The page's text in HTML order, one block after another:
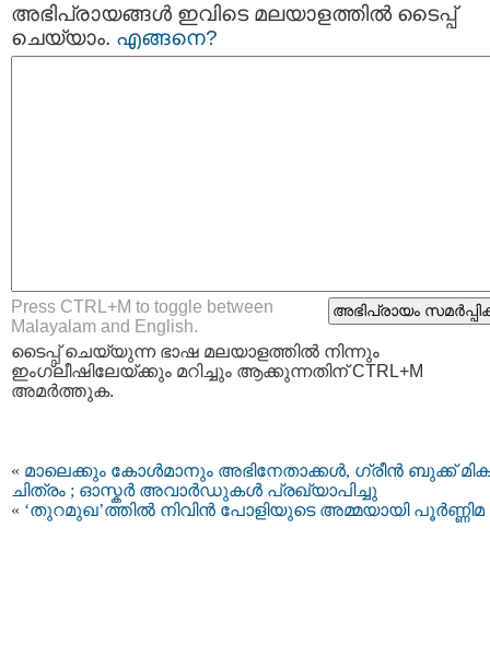
അഭിപ്രായങ്ങള്‍ ഇവിടെ മലയാളത്തില്‍ ടൈപ്പ്
ചെയ്യാം. എങ്ങനെ?
Press CTRL+M to toggle between
Malayalam and English.
ടൈപ്പ്‌ ചെയ്യുന്ന ഭാഷ മലയാളത്തില്‍ നിന്നും
ഇംഗ്ലീഷിലേയ്ക്കും മറിച്ചും ആക്കുന്നതിന് CTRL+M
അമര്‍ത്തുക.
« മാലെക്കും കോള്‍മാനും അഭിനേതാക്കള്‍, ഗ്രീന്‍ ബുക്ക്
ചിത്രം ; ഓസ്കര്‍ അവാര്‍ഡുകള്‍ പ്രഖ്യാപിച്ചു
« ‘തുറമുഖ’ത്തിൽ നിവിന്‍ പോളിയുടെ അമ്മയായി പൂര്‍ണ്ണിമ